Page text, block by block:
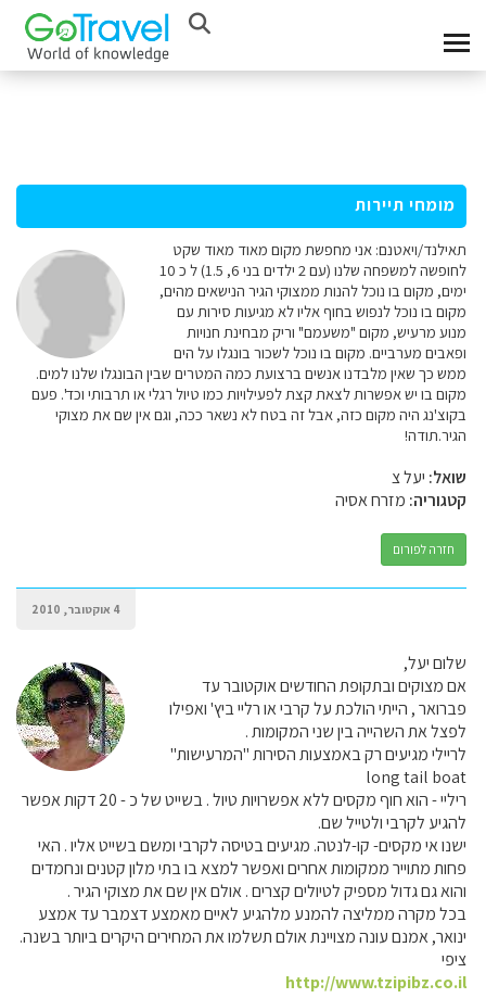
מומחי תיירות
תאילנד/ויאטנם: אני מחפשת מקום מאוד מאוד שקט
לחופשה למשפחה שלנו (עם 2 ילדים בני 6, 1.5) ל כ 10
ימים, מקום בו נוכל להנות ממצוקי הגיר הנישאים מהים,
מקום בו נוכל לנפוש בחוף אליו לא מגיעות סירות עם
מנוע מרעיש, מקום "משעמם" וריק מבחינת חנויות
ופאבים מערביים. מקום בו נוכל לשכור בונגלו על הים
ממש כך שאין מלבדנו אנשים ברצועת כמה המטרים שבין הבונגלו שלנו למים.
מקום בו יש אפשרות לצאת קצת לפעילויות כמו טיול רגלי או תרבותי וכד'. פעם
בקוצ'נג היה מקום כזה, אבל זה בטח לא נשאר ככה, וגם אין שם את מצוקי
הגיר.תודה!
שואל: יעל צ
קטגוריה: מזרח אסיה
חזרה לפורום
4 אוקטובר, 2010
שלום יעל,
אם מצוקים ובתקופת החודשים אוקטובר עד
פברואר , הייתי הולכת על קרבי או רליי ביץ' ואפילו
לפצל את השהייה בין שני המקומות .
לריילי מגיעים רק באמצעות הסירות "המרעישות"
long tail boat
ריליי - הוא חוף מקסים ללא אפשרויות טיול . בשייט של כ - 20 דקות אפשר
להגיע לקרבי ולטייל שם.
ישנו אי מקסים- קו-לנטה. מגיעים בטיסה לקרבי ומשם בשייט אליו . האי
פחות מתוייר ממקומות אחרים ואפשר למצא בו בתי מלון קטנים ונחמדים
והוא גם גדול מספיק לטיולים קצרים . אולם אין שם את מצוקי הגיר .
בכל מקרה ממליצה להמנע מלהגיע לאיים מאמצע דצמבר עד אמצע
ינואר, אמנם עונה מצויינת אולם תשלמו את המחירים היקרים ביותר בשנה.
ציפי
http://www.tzipibz.co.il